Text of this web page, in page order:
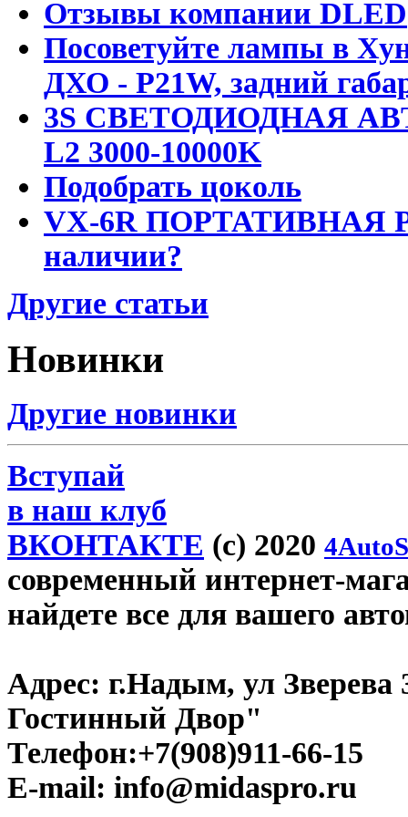
Отзывы компании DLED
Посоветуйте лампы в
ДХО - P21W, задний
3S СВЕТОДИОДНАЯ
L2 3000-10000K
Подобрать цоколь
VX-6R ПОРТАТИВНАЯ
наличии?
Другие статьи
Новинки
Другие новинки
Вступай
в наш клуб
ВКОНТАКТЕ (c) 2020
современный интернет-
найдете все для вашего
Адрес: г.Надым, ул
Гостинный Двор"
Телефон:+7(908)911-66-15
E-mail: info@midaspro.ru